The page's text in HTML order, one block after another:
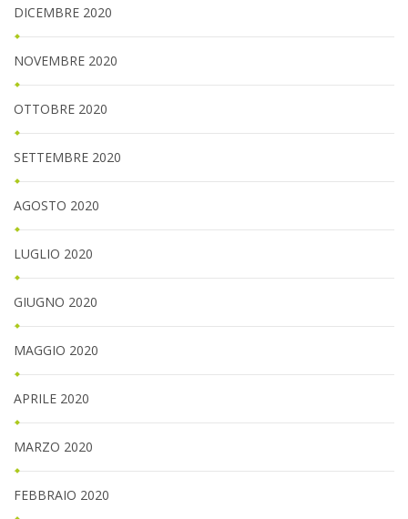
DICEMBRE 2020
NOVEMBRE 2020
OTTOBRE 2020
SETTEMBRE 2020
AGOSTO 2020
LUGLIO 2020
GIUGNO 2020
MAGGIO 2020
APRILE 2020
MARZO 2020
FEBBRAIO 2020